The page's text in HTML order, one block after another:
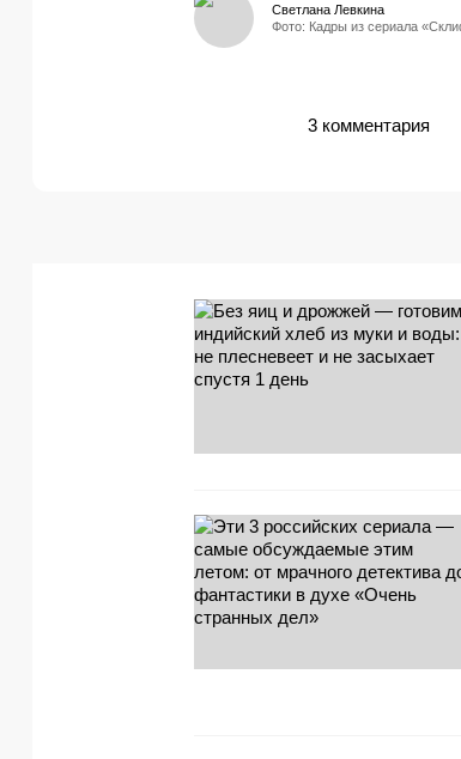
Фото: Кадры из сериала
Светлана Левкина
3 комментария